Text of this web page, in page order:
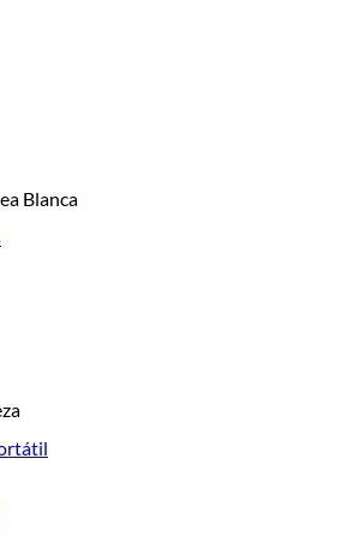
3. Diseño moderno y compacto: ideales para
espacio es limitado, sin comprometer la
en Falabella 🛍️
sin complicaciones, los microondas multifunción
integrar opciones como cocinado a vapor y
para quienes priorizan la eficiencia.
de velocidad variable y accesorios
de mano son perfectas para quienes preparan
Los usuarios que buscan flexibilidad en la cocina las
3 Criterios que Importan 🎯
prestaciones y accesorios realmente necesitas.
extras como triturar o moler, útiles
y diseño: Si el espacio es una limitación, opta
completos. Verifica las medidas antes de invertir
Define un rango claro antes de elegir, ya
Blanca